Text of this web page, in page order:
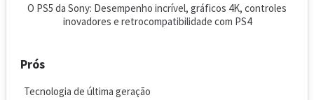
O PS5 da Sony: Desempenho incrível, gráficos 4K, controles
inovadores e retrocompatibilidade com PS4
Prós
Tecnologia de última geração